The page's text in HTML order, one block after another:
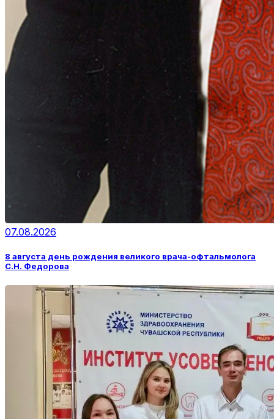
07.08.2026
8 августа день рождения великого врача-офтальмолога
С.Н. Федорова